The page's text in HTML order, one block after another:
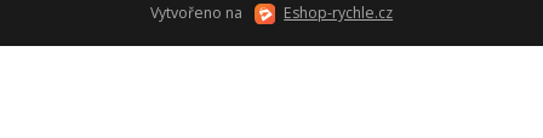
Vytvořeno na Eshop-rychle.cz